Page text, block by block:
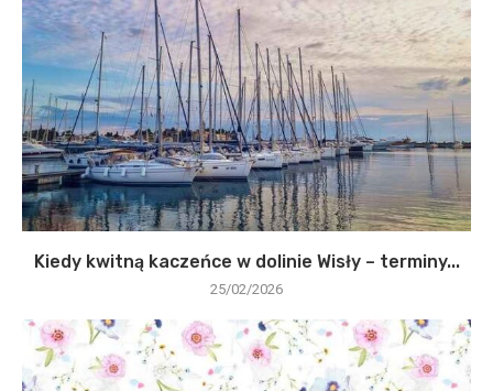
Kiedy kwitną kaczeńce w dolinie Wisły – terminy...
25/02/2026